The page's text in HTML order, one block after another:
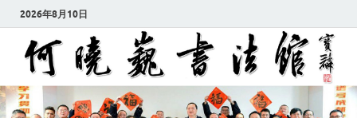
2026年8月10日